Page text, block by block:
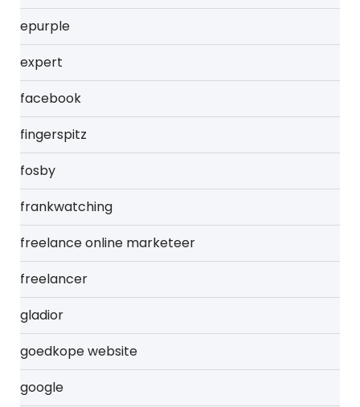
epurple
expert
facebook
fingerspitz
fosby
frankwatching
freelance online marketeer
freelancer
gladior
goedkope website
google